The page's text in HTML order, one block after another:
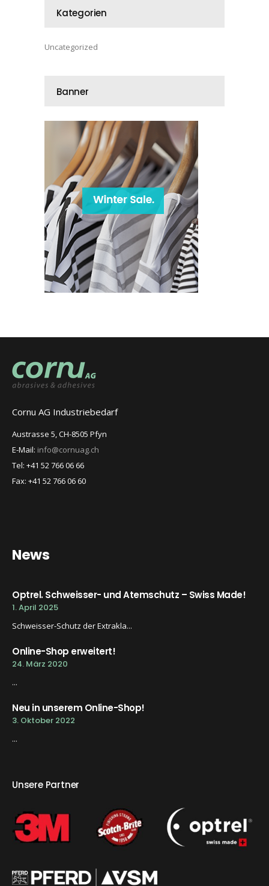
Kategorien
Uncategorized
Banner
Cornu AG Industriebedarf
Austrasse 5, CH-8505 Pfyn
E-Mail: info@cornuag.ch
Tel: +41 52 766 06 66
Fax: +41 52 766 06 60
News
Optrel. Schweisser- und Atemschutz – Swiss Made!
1. April 2025
Schweisser-Schutz der Extrakla...
Online-Shop erweitert!
24. März 2020
...
Neu in unserem Online-Shop!
3. Oktober 2022
...
Unsere Partner